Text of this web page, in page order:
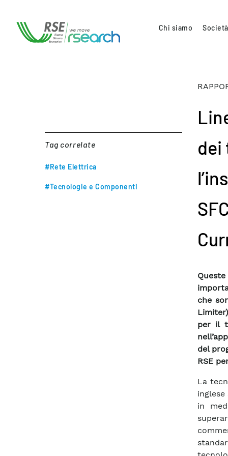
Chi siamo
Tag correlate
#Rete Elettrica
#Tecnologie e Componenti
dei
che
per il
del
RSE
La
in